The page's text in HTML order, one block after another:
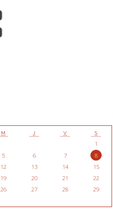
M J V S
1
5 6 7
8
12 13 14
15
19 20 21
22
26 27 28
29